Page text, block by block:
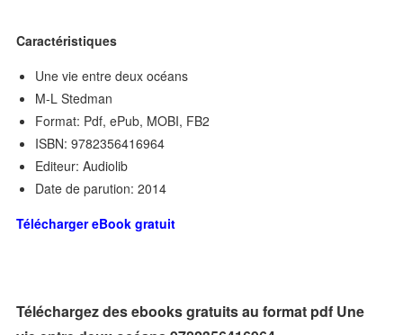
Caractéristiques
Une vie entre deux océans
M-L Stedman
Format: Pdf, ePub, MOBI, FB2
ISBN: 9782356416964
Editeur: Audiolib
Date de parution: 2014
Télécharger eBook gratuit
Téléchargez des ebooks gratuits au format pdf Une